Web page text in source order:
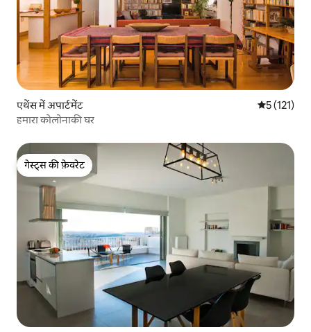
एथेंस में अपार्टमेंट औसत रेटिंग 5
5 (121)
हमारा कोलोनाकी घर
गेस्ट्स की फ़ेवरेट
गेस्ट्स की फ़ेवरेट